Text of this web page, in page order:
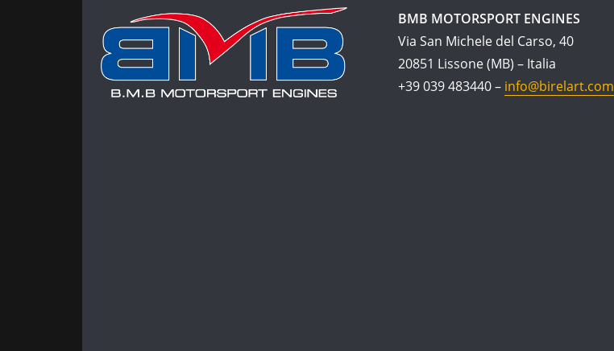
BMB MOTORSPORT ENGINES
Via San Michele del Carso, 40
20851 Lissone (MB) – Italia
+39 039 483440 – info@birelart.com